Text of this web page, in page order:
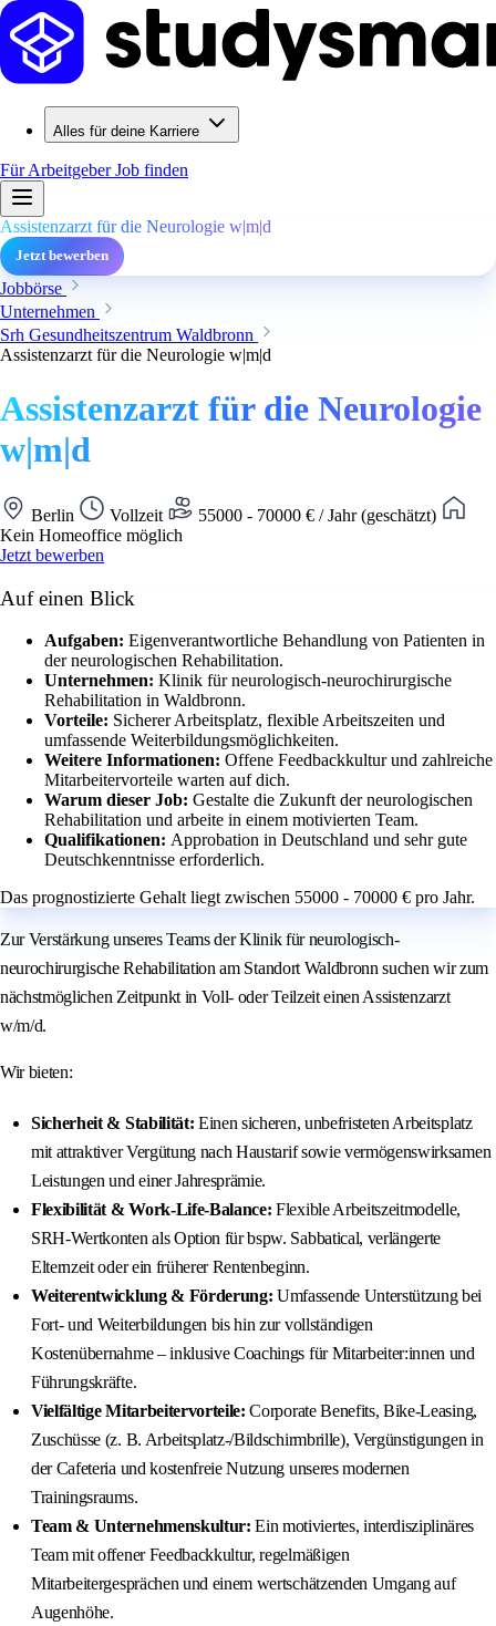
Alles für deine Karriere
Für ArbeitgeberJob finden
Assistenzarzt für die Neurologie w|m|d
Jetzt bewerben
Jobbörse
Unternehmen
Srh Gesundheitszentrum Waldbronn
Assistenzarzt für die Neurologie w|m|d
Assistenzarzt für die Neurologie
w|m|d
Berlin Vollzeit
55000 - 70000 € / Jahr (geschätzt)
Kein Homeoffice möglich
Jetzt bewerben
Auf einen Blick
Aufgaben: Eigenverantwortliche Behandlung von Patienten in
der neurologischen Rehabilitation.
Unternehmen: Klinik für neurologisch-neurochirurgische
Rehabilitation in Waldbronn.
Vorteile: Sicherer Arbeitsplatz, flexible Arbeitszeiten und
umfassende Weiterbildungsmöglichkeiten.
Weitere Informationen: Offene Feedbackkultur und zahlreiche
Mitarbeitervorteile warten auf dich.
Warum dieser Job: Gestalte die Zukunft der neurologischen
Rehabilitation und arbeite in einem motivierten Team.
Qualifikationen: Approbation in Deutschland und sehr gute
Deutschkenntnisse erforderlich.
Das prognostizierte Gehalt liegt zwischen 55000 - 70000 € pro Jahr.
Zur Verstärkung unseres Teams der Klinik für neurologisch-
neurochirurgische Rehabilitation am Standort Waldbronn suchen wir zum
nächstmöglichen Zeitpunkt in Voll- oder Teilzeit einen Assistenzarzt
w/m/d.
Wir bieten:
Sicherheit & Stabilität: Einen sicheren, unbefristeten Arbeitsplatz
mit attraktiver Vergütung nach Haustarif sowie vermögenswirksamen
Leistungen und einer Jahresprämie.
Flexibilität & Work-Life-Balance: Flexible Arbeitszeitmodelle,
SRH-Wertkonten als Option für bspw. Sabbatical, verlängerte
Elternzeit oder ein früherer Rentenbeginn.
Weiterentwicklung & Förderung: Umfassende Unterstützung bei
Fort- und Weiterbildungen bis hin zur vollständigen
Kostenübernahme – inklusive Coachings für Mitarbeiter:innen und
Führungskräfte.
Vielfältige Mitarbeitervorteile: Corporate Benefits, Bike-Leasing,
Zuschüsse (z. B. Arbeitsplatz-/Bildschirmbrille), Vergünstigungen in
der Cafeteria und kostenfreie Nutzung unseres modernen
Trainingsraums.
Team & Unternehmenskultur: Ein motiviertes, interdisziplinäres
Team mit offener Feedbackkultur, regelmäßigen
Mitarbeitergesprächen und einem wertschätzenden Umgang auf
Augenhöhe.